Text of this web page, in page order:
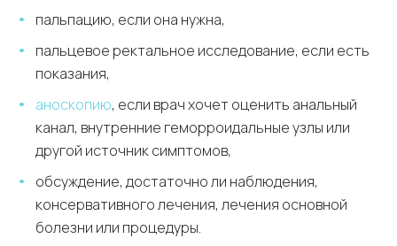
пальпацию, если она нужна,
пальцевое ректальное исследование, если есть
показания,
аноскопию, если врач хочет оценить анальный
канал, внутренние геморроидальные узлы или
другой источник симптомов,
обсуждение, достаточно ли наблюдения,
консервативного лечения, лечения основной
болезни или процедуры.